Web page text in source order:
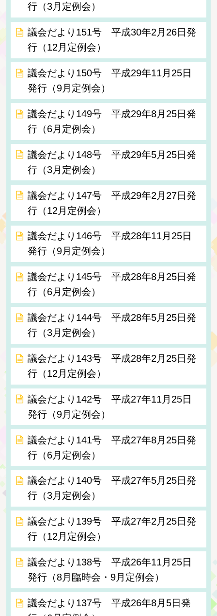
行（3月定例会）
議会だより151号 平成30年2月26日発
行（12月定例会）
議会だより150号 平成29年11月25日
発行（9月定例会）
議会だより149号 平成29年8月25日発
行（6月定例会）
議会だより148号 平成29年5月25日発
行（3月定例会）
議会だより147号 平成29年2月27日発
行（12月定例会）
議会だより146号 平成28年11月25日
発行（9月定例会）
議会だより145号 平成28年8月25日発
行（6月定例会）
議会だより144号 平成28年5月25日発
行（3月定例会）
議会だより143号 平成28年2月25日発
行（12月定例会）
議会だより142号 平成27年11月25日
発行（9月定例会）
議会だより141号 平成27年8月25日発
行（6月定例会）
議会だより140号 平成27年5月25日発
行（3月定例会）
議会だより139号 平成27年2月25日発
行（12月定例会）
議会だより138号 平成26年11月25日
発行（8月臨時会・9月定例会）
議会だより137号 平成26年8月5日発